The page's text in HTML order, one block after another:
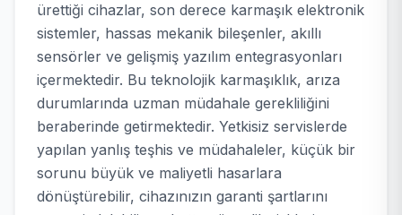
ürettiği cihazlar, son derece karmaşık elektronik
sistemler, hassas mekanik bileşenler, akıllı
sensörler ve gelişmiş yazılım entegrasyonları
içermektedir. Bu teknolojik karmaşıklık, arıza
durumlarında uzman müdahale gerekliliğini
beraberinde getirmektedir. Yetkisiz servislerde
yapılan yanlış teşhis ve müdahaleler, küçük bir
sorunu büyük ve maliyetli hasarlara
dönüştürebilir, cihazınızın garanti şartlarını